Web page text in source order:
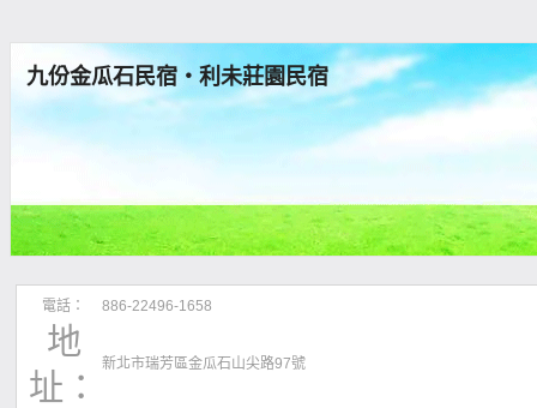
九份金瓜石民宿‧利未莊園民宿
電話： 886-22496-1658
地
址：
新北市瑞芳區金瓜石山尖路97號